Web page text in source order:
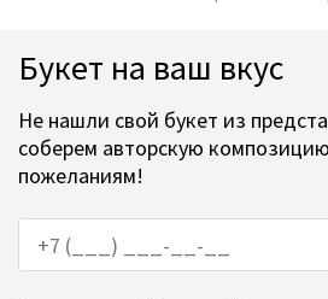
Букет на ваш вкус
Не нашли свой букет из
соберем авторскую
пожеланиям!